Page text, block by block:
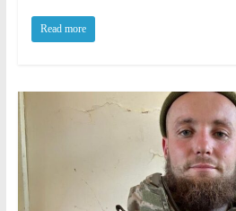
Read more